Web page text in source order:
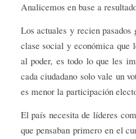
Analicemos en base a
Los actuales y recien pasados
clase social y económica que
al poder, es todo lo que les
cada ciudadano solo vale un
es menor la participación
El país necesita de líderes
que pensaban primero en el